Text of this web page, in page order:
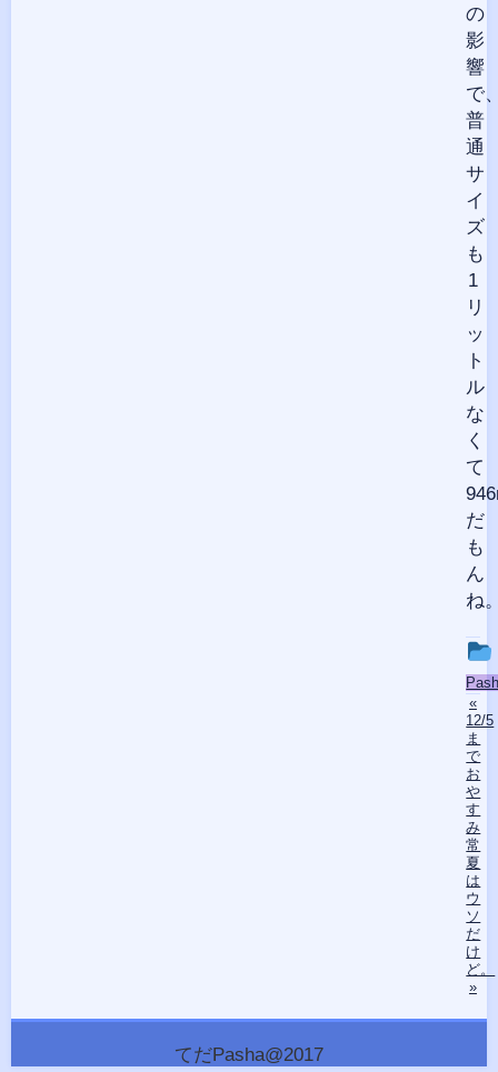
の
影
響
で
普
通
サ
イ
ズ
も
1
リ
ッ
ト
ル
な
く
て
だ
も
ん
ね
投
稿
グ
ル
ー
プ
«
12/5
ま
で
お
や
す
み
常
夏
は
ウ
ソ
だ
け
ど。
»
てだPasha@2017